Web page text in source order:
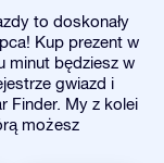
to doskonały
Kup prezent w
minut będziesz w
gwiazd i
Finder. My z kolei
możesz